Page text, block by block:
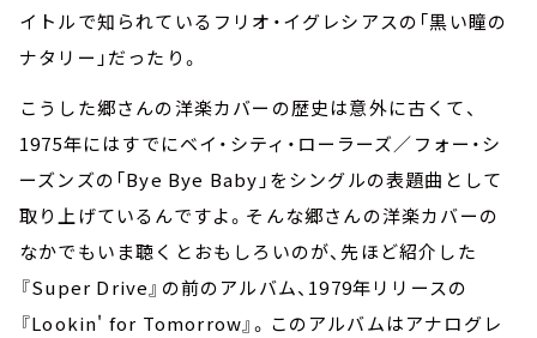
イトルで知られているフリオ・イグレシアスの「黒い瞳の
ナタリー」だったり。
こうした郷さんの洋楽カバーの歴史は意外に古くて、
1975年にはすでにベイ・シティ・ローラーズ／フォー・シ
ーズンズの「Bye Bye Baby」をシングルの表題曲として
取り上げているんですよ。そんな郷さんの洋楽カバーの
なかでもいま聴くとおもしろいのが、先ほど紹介した
『Super Drive』の前のアルバム、1979年リリースの
『Lookin' for Tomorrow』。このアルバムはアナログレ